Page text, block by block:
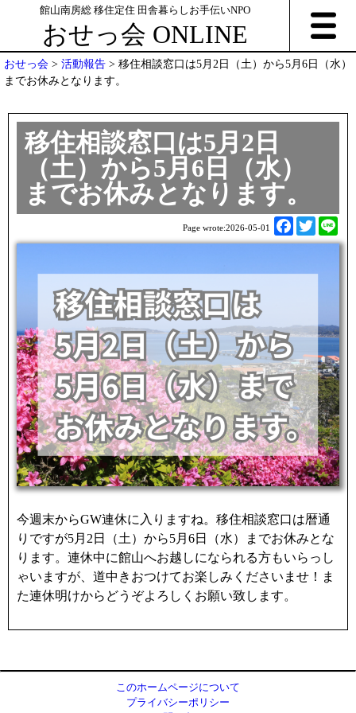
館山南房総 移住定住 田舎暮らしお手伝いNPO
おせっ会 ONLINE
おせっ会 > 活動報告 > 移住相談窓口は5月2日（土）から5月6日（水）
までお休みとなります。
移住相談窓口は5月2日
（土）から5月6日（水）
までお休みとなります。
Page wrote:2026-05-01
F
a
o
k
T
w
r
i
今週末からGW連休に入りますね。移住相談窓口は暦通
りですが5月2日（土）から5月6日（水）までお休みとな
ります。連休中に館山へお越しになられる方もいらっし
ゃいますが、道中きおつけてお楽しみくださいませ！ま
た連休明けからどうぞよろしくお願い致します。
このホームページについて
プライバシーポリシー